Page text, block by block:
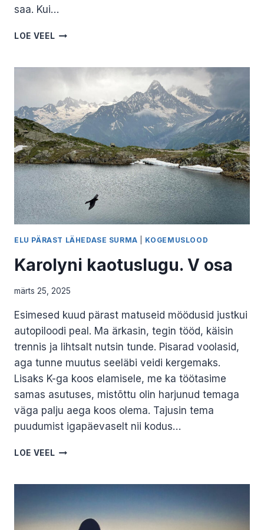
saa. Kui…
LOE VEEL SURIJA
KASVANDIK
ELU PÄRAST LÄHEDASE SURMA KOGEMUSLOOD
Karolyni kaotuslugu. V osa
märts 25, 2025
Esimesed kuud pärast matuseid möödusid justkui
autopiloodi peal. Ma ärkasin, tegin tööd, käisin
trennis ja lihtsalt nutsin tunde. Pisarad voolasid,
aga tunne muutus seeläbi veidi kergemaks.
Lisaks K-ga koos elamisele, me ka töötasime
samas asutuses, mistõttu olin harjunud temaga
väga palju aega koos olema. Tajusin tema
puudumist igapäevaselt nii kodus…
LOE VEEL KAROLYNI
OSA